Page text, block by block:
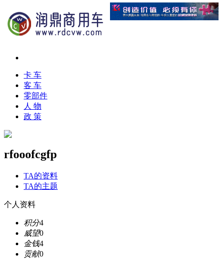
卡 车
客 车
零部件
人 物
政 策
rfooofcgfp
TA的资料
TA的主题
个人资料
积分4
威望0
金钱4
贡献0